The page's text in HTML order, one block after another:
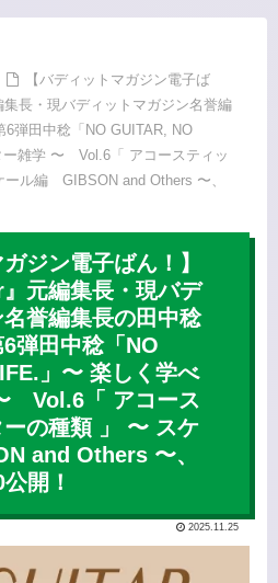
【バディットマガジン電子ば
長・現バディットマガジン名誉編
弾田中稔「NO GUITAR, NO
ー雑学 〜 Vol.6「 アコースティッ
ール編 GIBSON and Others 〜、
ジン電子ばん！】
元編集長・現バデ
誉編集長の田中稔
弾田中稔「NO
」〜 楽しく学べ
Vol.6「 アコース
の種類 」 〜 スケ
and Others 〜、
開！
2025.11.25